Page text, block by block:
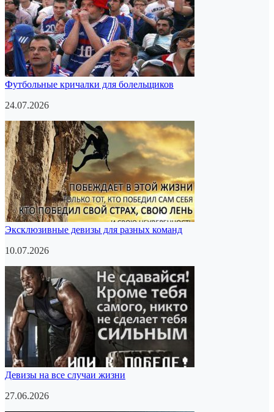
Футбольные кричалки для болельщиков
24.07.2026
Эксклюзивные девизы для разных команд
10.07.2026
Девизы на все случаи жизни
27.06.2026